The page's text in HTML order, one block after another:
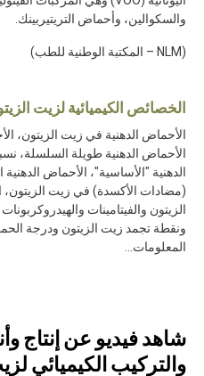
والسكوالين، وأحماض التريتيربينك.
(NLM – المكتبة الوطنية للطب)
الخصائص الكيميائية لزيت
الأحماض الدهنية في زيت الزيتون،
الأحماض الدهنية طويلة السلسلة،
(مضادات الأكسدة) في زيت الزيتون،
ونقطة تجمد زيت الزيتون ودرجة
المعلومات...
شاهد فيديو عن إنتاج
والتركيب الكيميائي